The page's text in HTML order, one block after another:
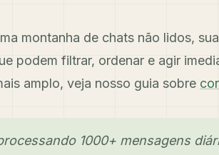
montanha de chats não lidos,
podem filtrar, ordenar e agir
amplo, veja nosso guia sobre
1000+ mensagens